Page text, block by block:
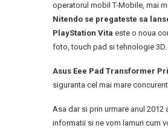
operatorul mobil T-Mobile, mai
Nitendo se pregateste sa
PlayStation Vita este o noua
foto, touch pad si tehnologie 3D.
Asus Eee Pad Transformer
siguranta cel mai mare
Asa dar si prin urmare anul
informatii si ne vom lamuri cum